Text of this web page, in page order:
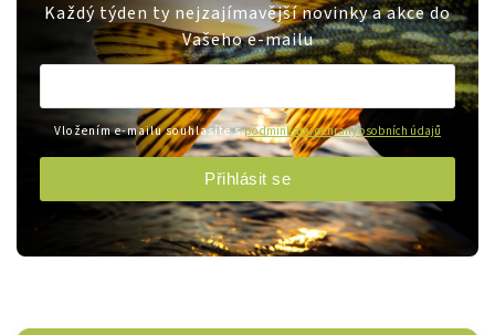
Každý týden ty nejzajímavější novinky a akce do
Vašeho e-mailu
Vložením e-mailu souhlasíte spodmínkami ochrany osobních údajů
Přihlásit se